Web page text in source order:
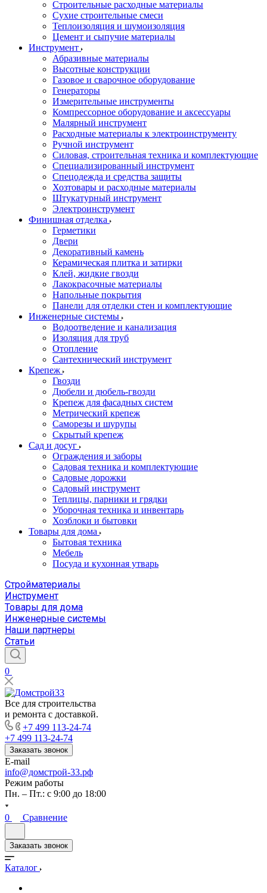
Строительные расходные материалы
Сухие строительные смеси
Теплоизоляция и шумоизоляция
Цемент и сыпучие материалы
Инструмент
Абразивные материалы
Высотные конструкции
Газовое и сварочное оборудование
Генераторы
Измерительные инструменты
Компрессорное оборудование и аксессуары
Малярный инструмент
Расходные материалы к электроинструменту
Ручной инструмент
Силовая, строительная техника и комплектующие
Специализированный инструмент
Спецодежда и средства защиты
Хозтовары и расходные материалы
Штукатурный инструмент
Электроинструмент
Финишная отделка
Герметики
Двери
Декоративный камень
Керамическая плитка и затирки
Клей, жидкие гвозди
Лакокрасочные материалы
Напольные покрытия
Панели для отделки стен и комплектующие
Инженерные системы
Водоотведение и канализация
Изоляция для труб
Отопление
Сантехнический инструмент
Крепеж
Гвозди
Дюбели и дюбель-гвозди
Крепеж для фасадных систем
Метрический крепеж
Саморезы и шурупы
Скрытый крепеж
Сад и досуг
Ограждения и заборы
Садовая техника и комплектующие
Садовые дорожки
Садовый инструмент
Теплицы, парники и грядки
Уборочная техника и инвентарь
Хозблоки и бытовки
Товары для дома
Бытовая техника
Мебель
Посуда и кухонная утварь
Стройматериалы
Инструмент
Товары для дома
Инженерные системы
Наши партнеры
Статьи
0
Все для строительства
и ремонта с доставкой.
+7 499 113-24-74
+7 499 113-24-74
Заказать звонок
E-mail
info@домстрой-33.рф
Режим работы
Пн. – Пт.: с 9:00 до 18:00
0 Сравнение
Заказать звонок
Каталог